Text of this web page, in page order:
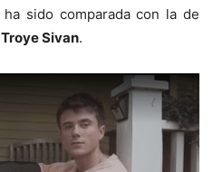
sido comparada con la de
Troye Sivan.